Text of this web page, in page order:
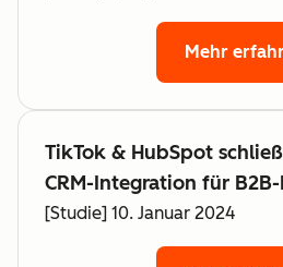
Mehr
TikTok & HubSpot
CRM-Integration für
[Studie] 10. Januar 2024